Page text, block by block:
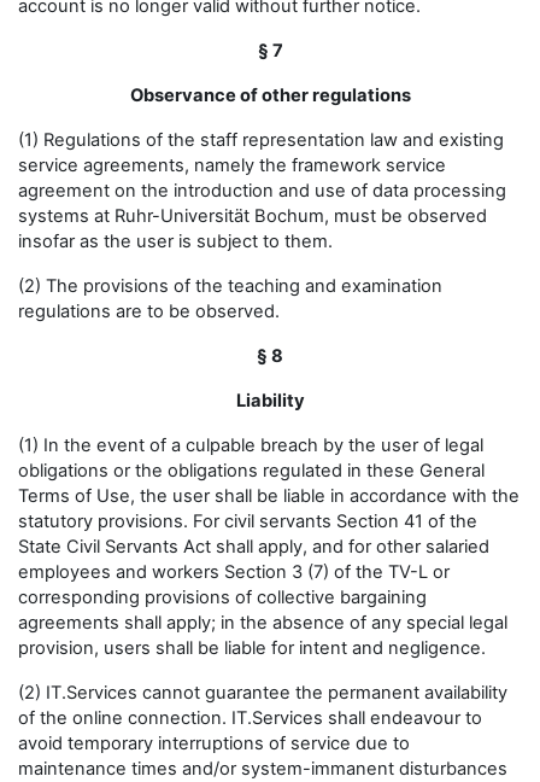
account is no longer valid without further notice.
§ 7
Observance of other regulations
(1) Regulations of the staff representation law and existing
service agreements, namely the framework service
agreement on the introduction and use of data processing
systems at Ruhr-Universität Bochum, must be observed
insofar as the user is subject to them.
(2) The provisions of the teaching and examination
regulations are to be observed.
§ 8
Liability
(1) In the event of a culpable breach by the user of legal
obligations or the obligations regulated in these General
Terms of Use, the user shall be liable in accordance with the
statutory provisions. For civil servants Section 41 of the
State Civil Servants Act shall apply, and for other salaried
employees and workers Section 3 (7) of the TV-L or
corresponding provisions of collective bargaining
agreements shall apply; in the absence of any special legal
provision, users shall be liable for intent and negligence.
(2) IT.Services cannot guarantee the permanent availability
of the online connection. IT.Services shall endeavour to
avoid temporary interruptions of service due to
maintenance times and/or system-immanent disturbances